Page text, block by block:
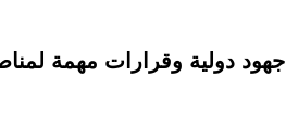
جهود دولية وقرارات مهمة